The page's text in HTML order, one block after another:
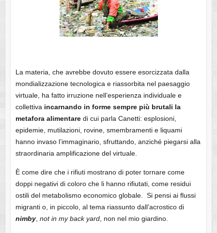
La materia, che avrebbe dovuto essere esorcizzata dalla
mondializzazione tecnologica e riassorbita nel paesaggio
virtuale, ha fatto irruzione nell’esperienza individuale e
collettiva incarnando in forme sempre più brutali la
metafora alimentaredi cui parla Canetti: esplosioni,
epidemie, mutilazioni, rovine, smembramenti e liquami
hanno invaso l’immaginario, sfruttando, anziché piegarsi alla
straordinaria amplificazione del virtuale.
È come dire che i rifiuti mostrano di poter tornare come
doppi negativi di coloro che li hanno rifiutati, come residui
ostili del metabolismo economico globale. Si pensi ai flussi
migranti o, in piccolo, al tema riassunto dall’acrostico di
nimby, not in my back yard, non nel mio giardino.